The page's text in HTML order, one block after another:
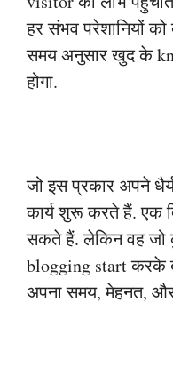
हर संभव परेशानियों
समय अनुसार खुद के
होगा.
जो इस प्रकार अपने
कार्य शुरू करते हैं. एक
सकते हैं. लेकिन वह जो
blogging start
अपना समय, मेहनत, और